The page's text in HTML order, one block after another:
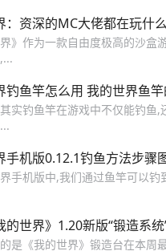
：资深的MC大佬都在玩什
界》作为一款自由度极高的沙
钓鱼竿怎么用 我的世界鱼
实钓鱼竿在游戏中不仅能钓鱼
手机版0.12.1钓鱼方法步骤
手机版中,我们通过鱼竿可以
的世界》1.20新版“锻造系统
是《我的世界》锻造台在本周